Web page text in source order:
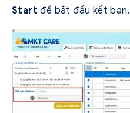
Startđể bắt đầu kết bạn.